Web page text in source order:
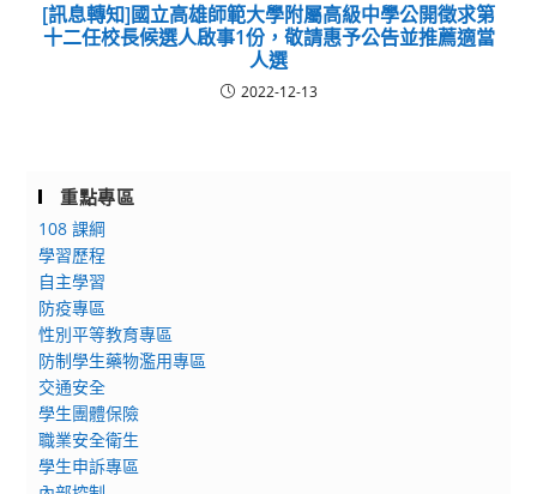
[訊息轉知]國立高雄師範大學附屬高級中學公開徵求第
十二任校長候選人啟事1份，敬請惠予公告並推薦適當
人選
2022-12-13
重點專區
108 課綱
學習歷程
自主學習
防疫專區
性別平等教育專區
防制學生藥物濫用專區
交通安全
學生團體保險
職業安全衛生
學生申訴專區